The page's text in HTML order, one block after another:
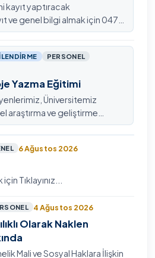
kayıt yaptıracak
ve genel bilgi almak için 0478
nolu telefondan
PERSONEL
Yazma Eğitimi
Üniversitemiz
araştırma ve geliştirme
ulusal ve uluslararası fon
6 Ağustos 2026
Tıklayınız...
4 Ağustos 2026
Olarak Naklen
Mali ve Sosyal Haklara İlişkin